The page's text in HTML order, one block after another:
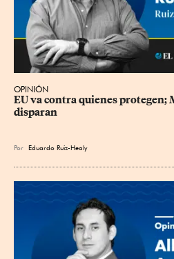
OPINIÓN
EU va contra quienes protegen;
disparan
Por Eduardo Ruiz-Healy